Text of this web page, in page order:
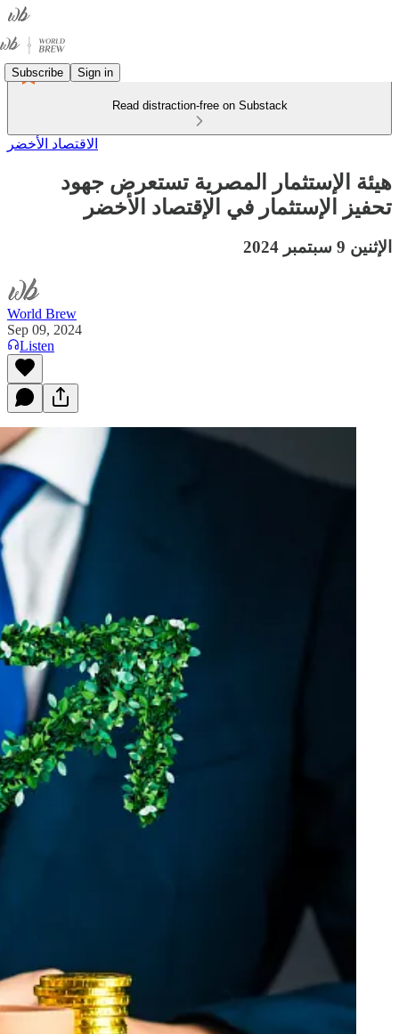
Subscribe Sign in
Read distraction-free on Substack
الاقتصاد الأخضر
هيئة الإستثمار المصرية تستعرض جهود
تحفيز الإستثمار في الإقتصاد الأخضر
الإثنين 9 سبتمبر 2024
World Brew
Sep 09, 2024
Listen